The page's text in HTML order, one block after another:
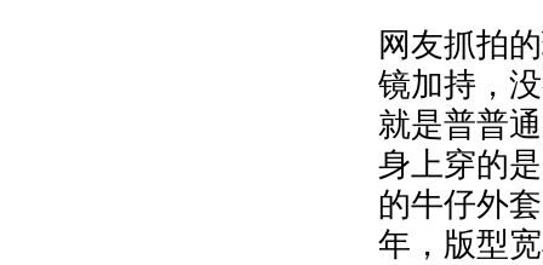
网友抓拍
镜加持，
就是普普
身上穿的
的牛仔外
年，版型